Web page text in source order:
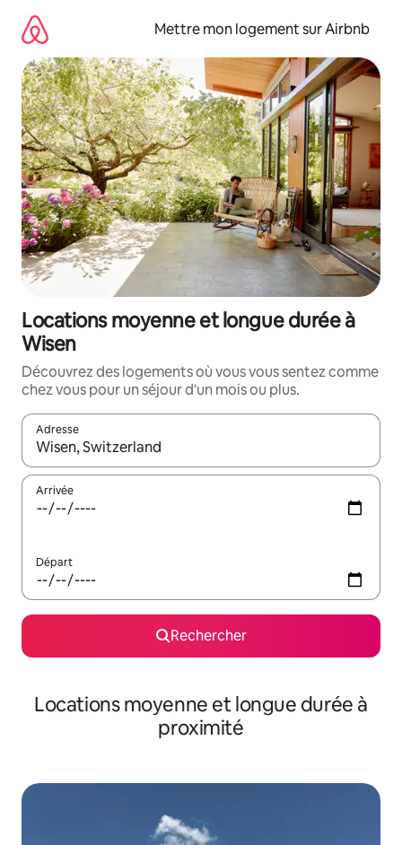
directement
contenu
Mettre mon logement sur Airbnb
Locations moyenne et longue durée à
Wisen
Découvrez des logements où vous vous sentez comme
chez vous pour un séjour d'un mois ou plus.
Adresse
Lorsque les résultats s'affichent, utilisez les flèches vers le
Arrivée
Départ
Rechercher
Locations moyenne et longue durée à
proximité